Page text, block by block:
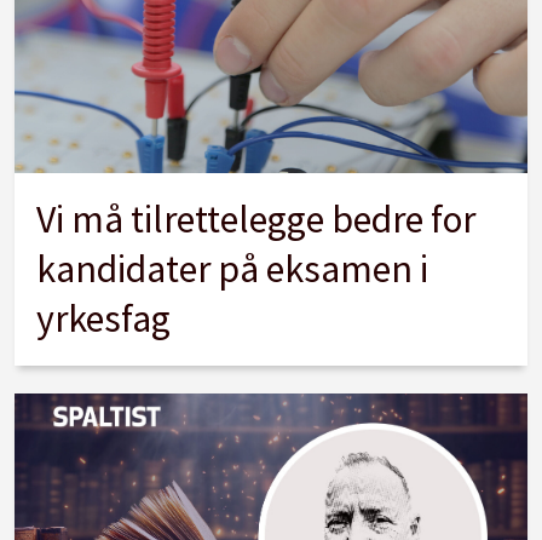
Vi må tilrettelegge bedre for
kandidater på eksamen i
yrkesfag